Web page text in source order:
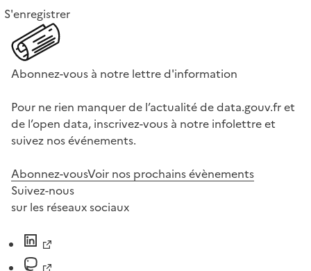
S'enregistrer
Abonnez-vous à notre lettre d'information
Pour ne rien manquer de l’actualité de data.gouv.fr et
de l’open data, inscrivez-vous à notre infolettre et
suivez nos événements.
Abonnez-vousVoir nos prochains évènements
Suivez-nous
sur les réseaux sociaux